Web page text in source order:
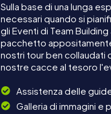
Sulla base di una lunga
necessari quando si
gli Eventi di Team
pacchetto
nostri tour ben collaudati
nostre cacce al tesoro
Assistenza delle
Galleria di immagini e